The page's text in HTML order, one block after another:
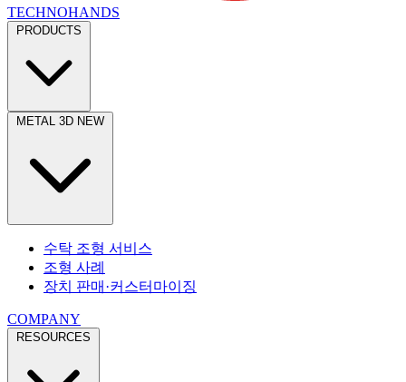
9/30–10/1 후쿠오카
TECHNOHANDS
PRODUCTS
METAL 3D NEW
수탁 조형 서비스
조형 사례
장치 판매·커스터마이징
COMPANY
RESOURCES